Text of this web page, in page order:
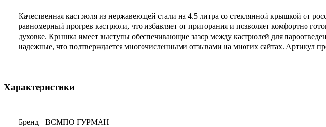
Качественная кастрюля из нержавеющей стали на 4.5 литра со стеклянной крышкой от
равномерный прогрев кастрюли, что избавляет от пригорания и позволяет комфортно
духовке. Крышка имеет выступы обеспечивающие зазор между кастрюлей для
надежные, что подтверждается многочисленными отзывами на многих сайтах. Артикул
Характеристики
Бренд
ВСМПО ГУРМАН